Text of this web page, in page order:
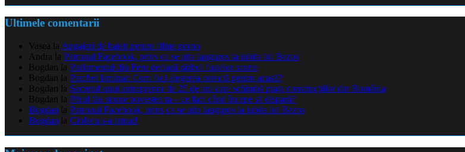
Ultimele comentarii
Vasea la Angajari de baieti pentru filme porno
Andra la Patronul Facebook, prins ca se uita languros la iubita lui Bezos
Bogdan la Parlamentul din Peru declară război fustelor scurte
Bogdan la Parchet laminat: Cum faci alegerea corectă pentru acasă?
Bogdan la Secretul unui antreprenor de 25 de ani care schimbă piața construcțiilor din România
Bogdan la Părul tău spune povestea ta – ce faci când începe să dispară?
Bogdan la Patronul Facebook, prins ca se uita languros la iubita lui Bezos
Bogdan la Ciolacu s-a tatuat!